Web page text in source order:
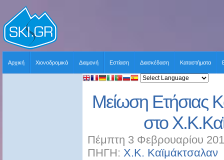
Αρχική Χιονοδρομικά Διαμονή Εστίαση Διασκέδαση Καταστήματα
Μείωση Ετήσιας
στο
Πέμπτη 3 Φεβρουαρίου
ΠΗΓΗ: Χ.Κ. Καϊμάκτσαλαν